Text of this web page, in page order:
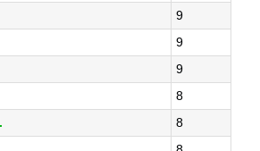
9
9
9
8
8